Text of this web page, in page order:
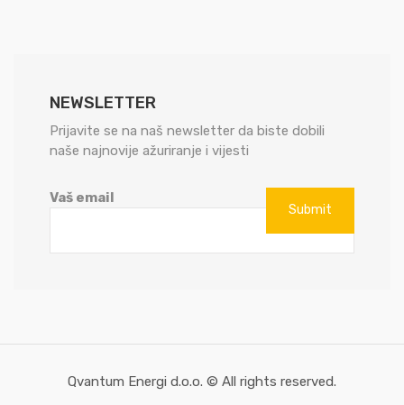
NEWSLETTER
Prijavite se na naš newsletter da biste dobili
naše najnovije ažuriranje i vijesti
Vaš email
Qvantum Energi d.o.o. © All rights reserved.